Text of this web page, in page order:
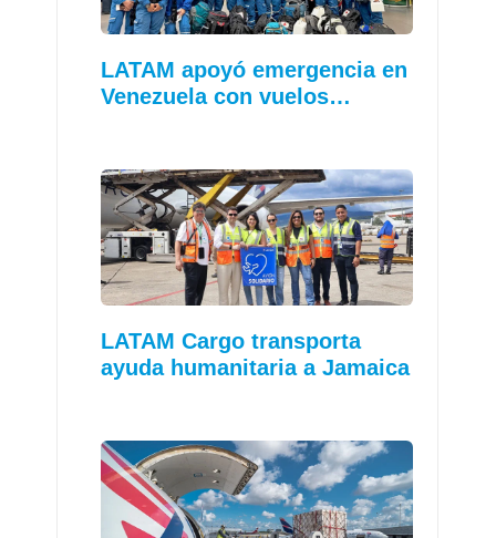
LATAM apoyó emergencia en
Venezuela con vuelos…
LATAM Cargo transporta
ayuda humanitaria a Jamaica